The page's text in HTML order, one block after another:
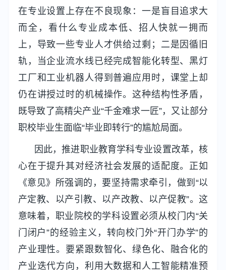
在专业设置上存在不良现象：一是盲目追求大
而全，看什么专业成本低、招人快就一拥而
上，导致一些专业人才供给过剩；二是因循旧
轨，当企业流水线已经完成智能化转型、黑灯
工厂和工业机器人得到普遍应用时，课堂上却
仍在讲授过时的机械操作。这种结构性矛盾，
既导致了高精尖产业“千金难求一匠”，又让部分
职校毕业生面临“毕业即转行”的尴尬局面。
因此，推进职业教育学科专业设置改革，核
心在于提升其对经济社会发展的适配度。正如
《意见》所强调的，要坚持需求牵引，做到“以
产定教、以产引教、以产改教、以产促教”。这
意味着，职业院校的学科设置必须从校门内“关
门闭户”的经验主义，转向校门外“开门办学”的
产业理性。要紧跟数智化、绿色化、融合化的
产业迭代方向，利用大数据和人工智能精准预